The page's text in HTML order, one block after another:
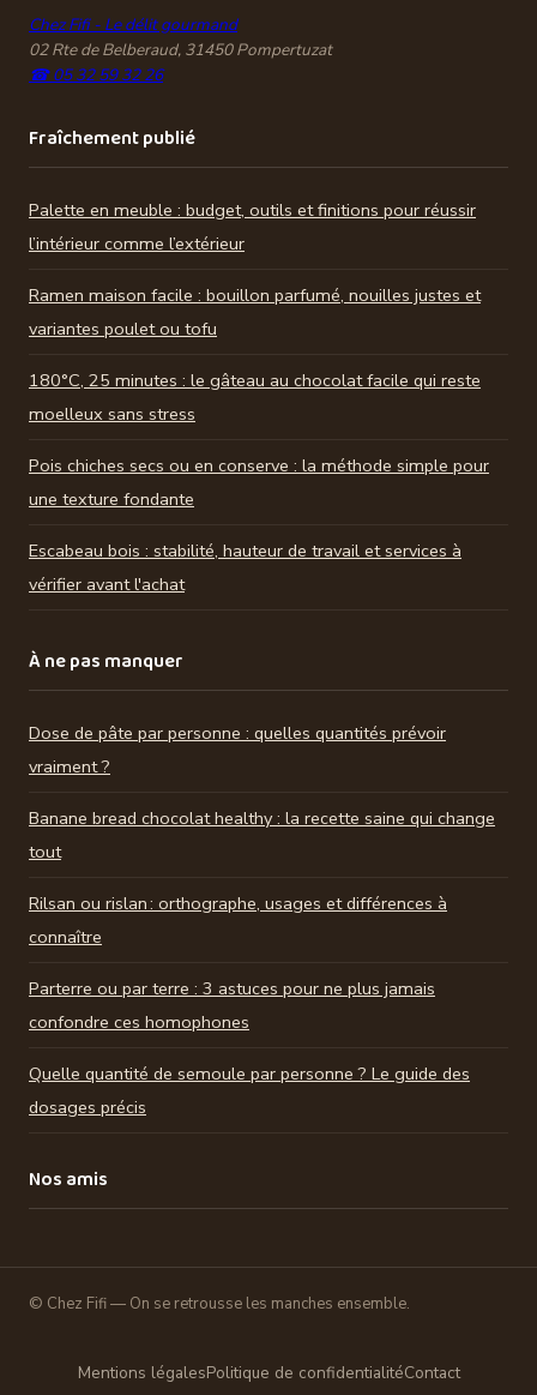
Chez Fifi - Le délit gourmand
02 Rte de Belberaud, 31450 Pompertuzat
☎ 05 32 59 32 26
Fraîchement publié
Palette en meuble : budget, outils et finitions pour réussir
l’intérieur comme l’extérieur
Ramen maison facile : bouillon parfumé, nouilles justes et
variantes poulet ou tofu
180°C, 25 minutes : le gâteau au chocolat facile qui reste
moelleux sans stress
Pois chiches secs ou en conserve : la méthode simple pour
une texture fondante
Escabeau bois : stabilité, hauteur de travail et services à
vérifier avant l'achat
À ne pas manquer
Dose de pâte par personne : quelles quantités prévoir
vraiment ?
Banane bread chocolat healthy : la recette saine qui change
tout
Rilsan ou rislan : orthographe, usages et différences à
connaître
Parterre ou par terre : 3 astuces pour ne plus jamais
confondre ces homophones
Quelle quantité de semoule par personne ? Le guide des
dosages précis
Nos amis
© Chez Fifi — On se retrousse les manches ensemble.
Mentions légalesPolitique de confidentialitéContact